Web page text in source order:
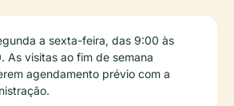
a sexta-feira, das 9:00 às
As visitas ao fim de semana
agendamento prévio com a